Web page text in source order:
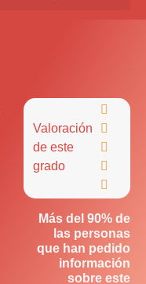
Valoración
de este
grado





Más del 90% de
las personas
que han pedido
información
sobre este